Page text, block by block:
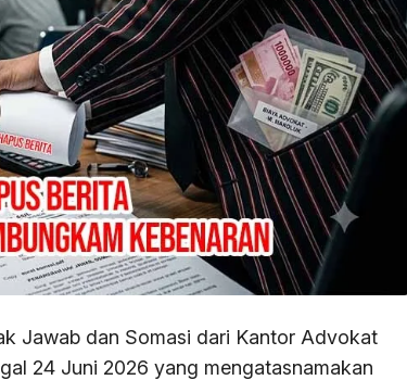
Jawab dan Somasi dari Kantor Advokat
24 Juni 2026 yang mengatasnamakan